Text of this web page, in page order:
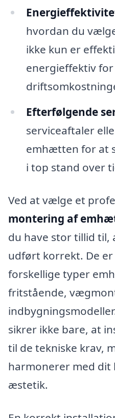
hvordan du
ikke kun er
energieffektiv
Efterfølgende
serviceaftaler
emhætten for at
i top stand over
Ved at vælge et
montering af
du have stor tillid til,
udført korrekt. De
forskellige typer
fritstående,
sikrer ikke bare, at
til de tekniske krav,
harmonerer med dit
æstetik.